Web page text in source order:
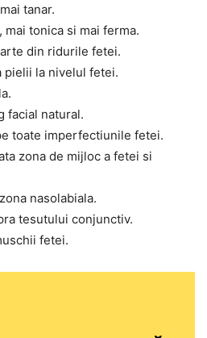
tanar.
mai tonica si mai ferma.
din ridurile fetei.
pielii la nivelul fetei.
facial natural.
toate imperfectiunile fetei.
zona de mijloc a fetei si
nasolabiala.
tesutului conjunctiv.
fetei.